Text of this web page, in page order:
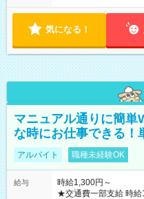
気になる！
マニュアル通りに簡単
な時にお仕事できる
アルバイト 職種未経験OK
給与
時給1,300円～
★交通費一部支給 時給1,300円～ ※試験・役割により手当あり